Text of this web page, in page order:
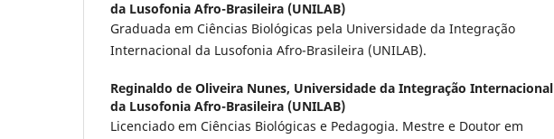
da Lusofonia Afro-Brasileira (UNILAB)
Graduada em Ciências Biológicas pela Universidade da Integração
Internacional da Lusofonia Afro-Brasileira (UNILAB).
Reginaldo de Oliveira Nunes, Universidade da Integração Internacional
da Lusofonia Afro-Brasileira (UNILAB)
Licenciado em Ciências Biológicas e Pedagogia. Mestre e Doutor em